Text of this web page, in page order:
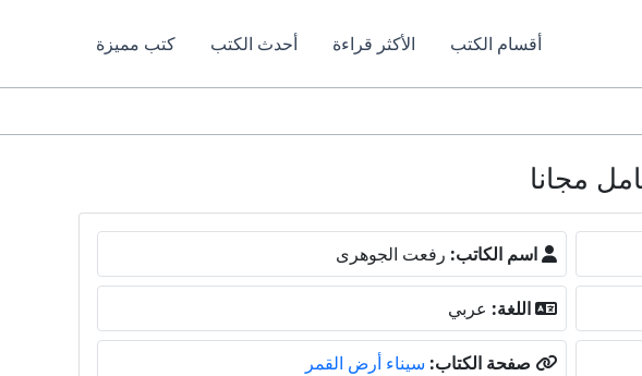
أقسام الكتب الأكثر قراءة أحدث الكتب كتب مميزة
اسم الكاتب: رفعت الجوهرى
اللغة: عربي
صفحة الكتاب: سيناء أرض القمر